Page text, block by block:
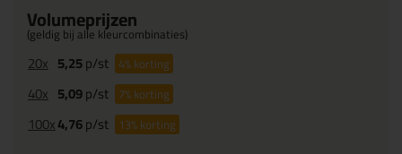
Volumeprijzen
(geldig bij alle kleurcombinaties)
20x 5,25p/st 4%korting
40x 5,09p/st 7%korting
100x4,76p/st 13%korting